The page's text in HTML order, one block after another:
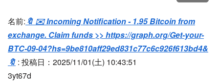
名前: 🔖 ✉️ Incoming Notification - 1.95 Bitcoin from
exchange. Claim funds >> https://graph.org/Get-your-
BTC-09-04?hs=9be810aff29ed831c77c6c926f613bd4&
🔖 : 投稿日：2025/11/01(土) 10:43:51
3yt67d